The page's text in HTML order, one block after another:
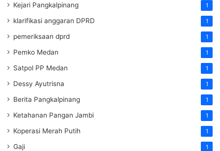
Kejari Pangkalpinang 1
klarifikasi anggaran DPRD 1
pemeriksaan dprd 1
Pemko Medan 1
Satpol PP Medan 1
Dessy Ayutrisna 1
Berita Pangkalpinang 1
Ketahanan Pangan Jambi 1
Koperasi Merah Putih 1
Gaji 1